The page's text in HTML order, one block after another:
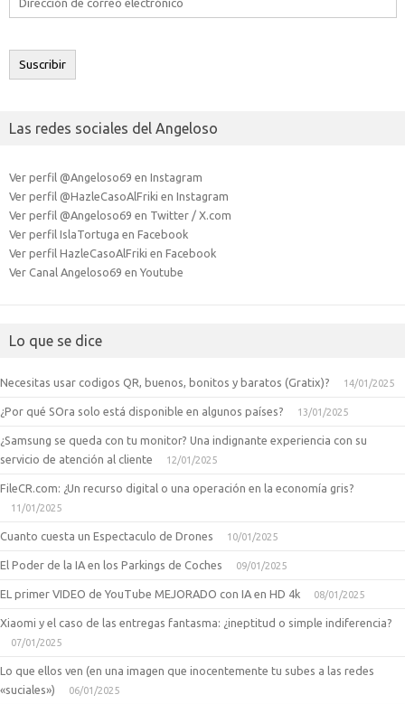
electrónico
Suscribir
Las redes sociales del Angeloso
Ver perfil @Angeloso69 en Instagram
Ver perfil @HazleCasoAlFriki en Instagram
Ver perfil @Angeloso69 en Twitter / X.com
Ver perfil IslaTortuga en Facebook
Ver perfil HazleCasoAlFriki en Facebook
Ver Canal Angeloso69 en Youtube
Lo que se dice
Necesitas usar codigos QR, buenos, bonitos y baratos (Gratix)? 14/01/2025
¿Por qué SOra solo está disponible en algunos países? 13/01/2025
¿Samsung se queda con tu monitor? Una indignante experiencia con su
servicio de atención al cliente
12/01/2025
FileCR.com: ¿Un recurso digital o una operación en la economía gris?
11/01/2025
Cuanto cuesta un Espectaculo de Drones 10/01/2025
El Poder de la IA en los Parkings de Coches 09/01/2025
EL primer VIDEO de YouTube MEJORADO con IA en HD 4k 08/01/2025
Xiaomi y el caso de las entregas fantasma: ¿ineptitud o simple indiferencia?
07/01/2025
Lo que ellos ven (en una imagen que inocentemente tu subes a las redes
«suciales»)
06/01/2025